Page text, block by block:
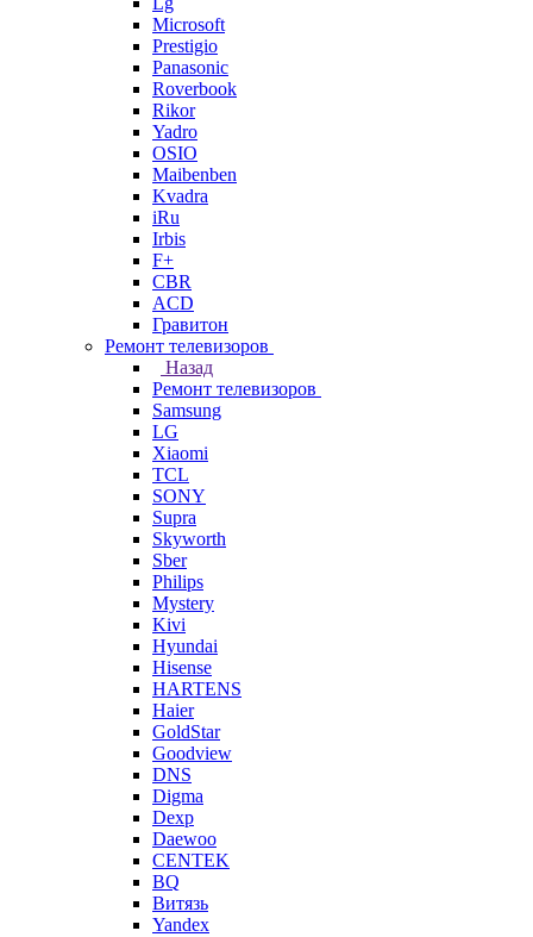
Microsoft
Prestigio
Panasonic
Roverbook
Rikor
Yadro
OSIO
Maibenben
Kvadra
iRu
Irbis
F+
CBR
ACD
Гравитон
Ремонт телевизоров
Назад
Ремонт телевизоров
Samsung
LG
Xiaomi
TCL
SONY
Supra
Skyworth
Sber
Philips
Mystery
Kivi
Hyundai
Hisense
HARTENS
Haier
GoldStar
Goodview
DNS
Digma
Dexp
Daewoo
CENTEK
BQ
Витязь
Yandex